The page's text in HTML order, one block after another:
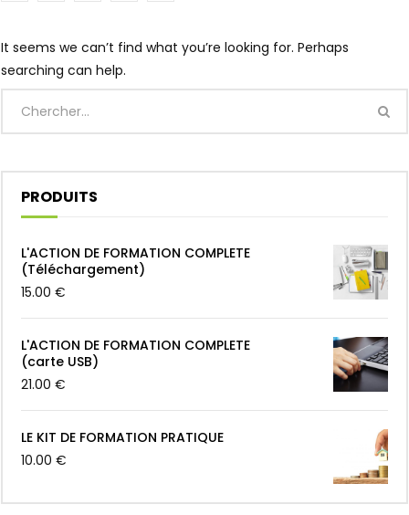
It seems we can’t find what you’re looking for. Perhaps
searching can help.
PRODUITS
L'ACTION DE FORMATION COMPLETE
(Téléchargement)
15.00 €
L'ACTION DE FORMATION COMPLETE
(carte USB)
21.00 €
LE KIT DE FORMATION PRATIQUE
10.00 €